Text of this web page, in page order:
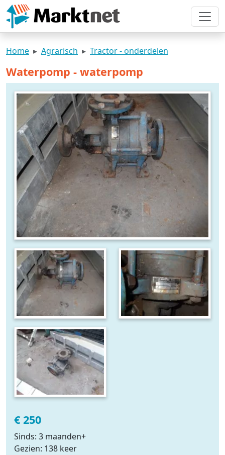
Home Agrarisch Tractor - onderdelen
Waterpomp - waterpomp
€ 250
Sinds: 3 maanden+
Gezien: 138 keer